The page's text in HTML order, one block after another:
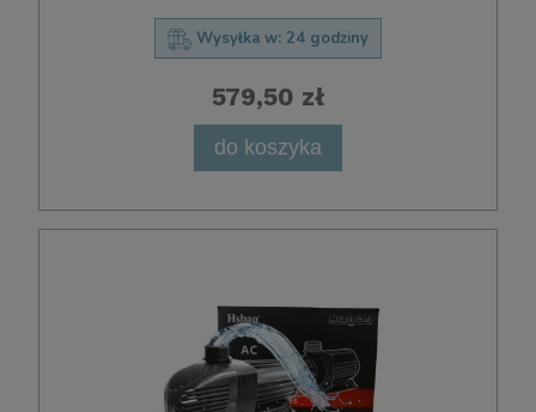
Wysyłka w: 24 godziny
579,50 zł
do koszyka